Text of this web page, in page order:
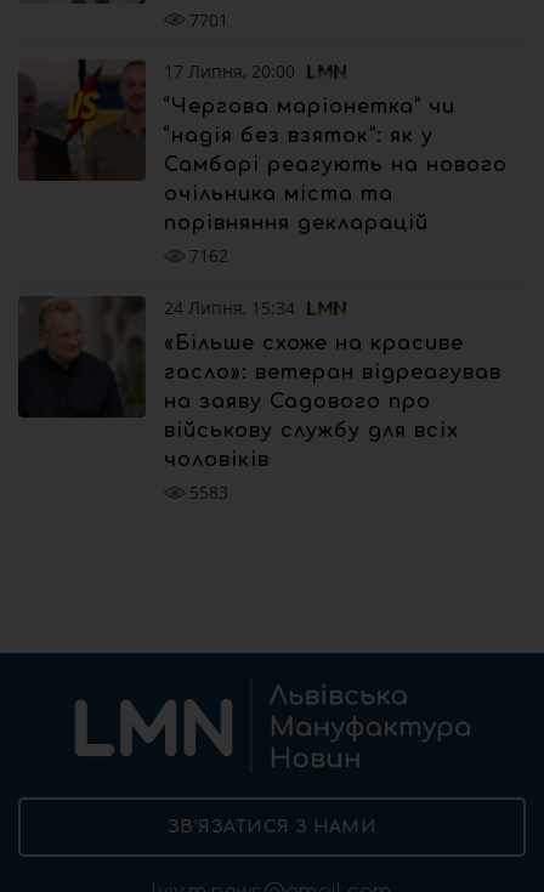
7701
17 Липня, 20:00
“Чергова маріонетка” чи
“надія без взяток”: як у
Самборі реагують на нового
очільника міста та
порівняння декларацій
7162
24 Липня, 15:34
«Більше схоже на красиве
гасло»: ветеран відреагував
на заяву Садового про
військову службу для всіх
чоловіків
5583
ЗВ’ЯЗАТИСЯ З НАМИ